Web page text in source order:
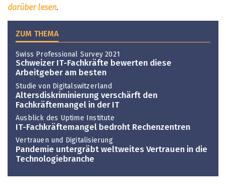
darüber lesen.
ZUM THEMA
Swiss Professional Survey 2021
Schweizer IT-Fachkräfte bewerten diese
Arbeitgeber am besten
Studie von Digitalswitzerland
Altersdiskriminierung verschärft den
Fachkräftemangel in der IT
Ausblick des Uptime Institute
IT-Fachkräftemangel bedroht Rechenzentren
Vertrauen und Digitalisierung
Pandemie untergräbt weltweites Vertrauen in die
Technologiebranche